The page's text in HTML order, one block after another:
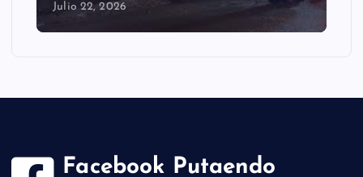
Julio 22, 2026
Facebook Putaendo